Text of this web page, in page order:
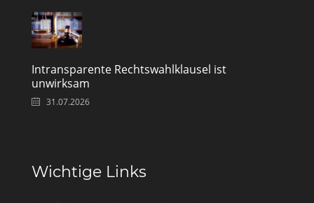
Intransparente Rechtswahlklausel ist
unwirksam
31.07.2026
Wichtige Links